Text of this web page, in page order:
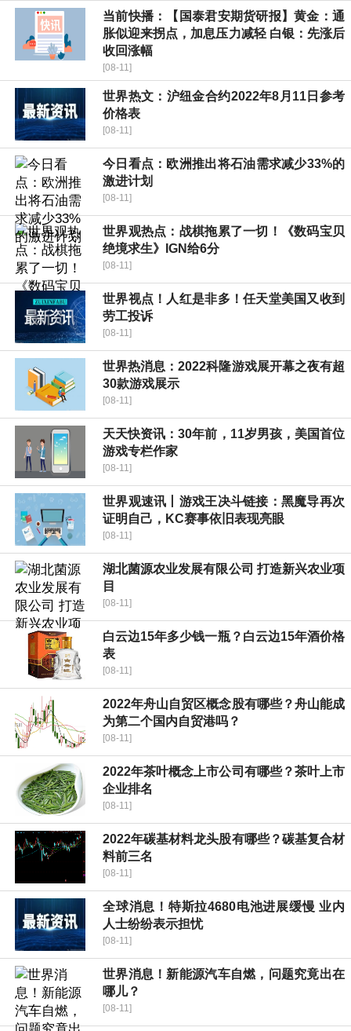
当前快播：【国泰君安期货研报】黄金：通
胀似迎来拐点，加息压力减轻 白银：先涨后
收回涨幅
[08-11]
世界热文：沪纽金合约2022年8月11日参考
价格表
[08-11]
今日看点：欧洲推出将石油需求减少33%的
激进计划
[08-11]
世界观热点：战棋拖累了一切！《数码宝贝
绝境求生》IGN给6分
[08-11]
世界视点！人红是非多！任天堂美国又收到
劳工投诉
[08-11]
世界热消息：2022科隆游戏展开幕之夜有超
30款游戏展示
[08-11]
天天快资讯：30年前，11岁男孩，美国首位
游戏专栏作家
[08-11]
世界观速讯丨游戏王决斗链接：黑魔导再次
证明自己，KC赛事依旧表现亮眼
[08-11]
湖北菌源农业发展有限公司 打造新兴农业项
目
[08-11]
白云边15年多少钱一瓶？白云边15年酒价格
表
[08-11]
2022年舟山自贸区概念股有哪些？舟山能成
为第二个国内自贸港吗？
[08-11]
2022年茶叶概念上市公司有哪些？茶叶上市
企业排名
[08-11]
2022年碳基材料龙头股有哪些？碳基复合材
料前三名
[08-11]
全球消息！特斯拉4680电池进展缓慢 业内
人士纷纷表示担忧
[08-11]
世界消息！新能源汽车自燃，问题究竟出在
哪儿？
[08-11]